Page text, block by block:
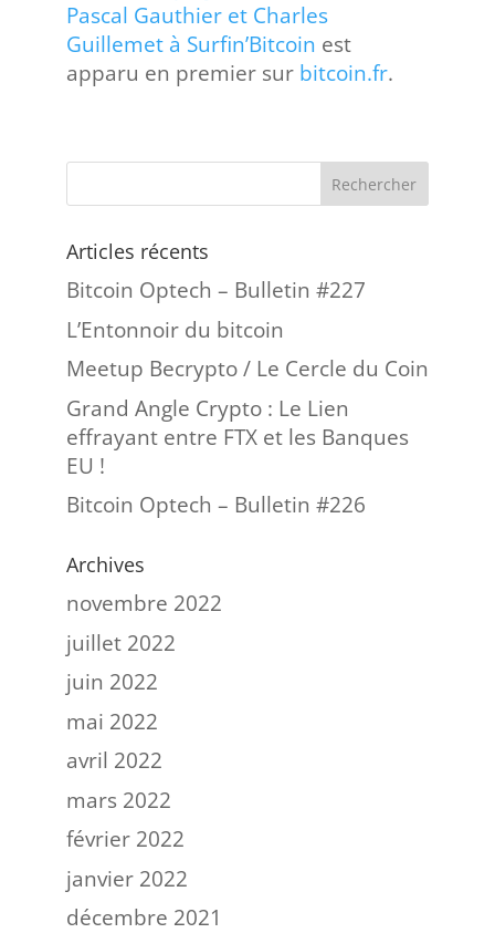
Pascal Gauthier et Charles
Guillemet à Surfin’Bitcoin est
apparu en premier sur bitcoin.fr.
Articles récents
Bitcoin Optech – Bulletin #227
L’Entonnoir du bitcoin
Meetup Becrypto / Le Cercle du Coin
Grand Angle Crypto : Le Lien
effrayant entre FTX et les Banques
EU !
Bitcoin Optech – Bulletin #226
Archives
novembre 2022
juillet 2022
juin 2022
mai 2022
avril 2022
mars 2022
février 2022
janvier 2022
décembre 2021